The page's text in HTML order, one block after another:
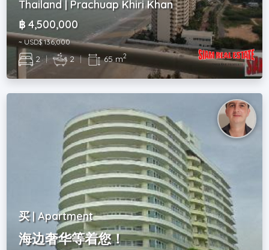
Thailand | Prachuap Khiri Khan
฿ 4,500,000
~ USD$ 136,000
2 | 2 | 65 m2
买 | Apartment
海边奢华等着您！